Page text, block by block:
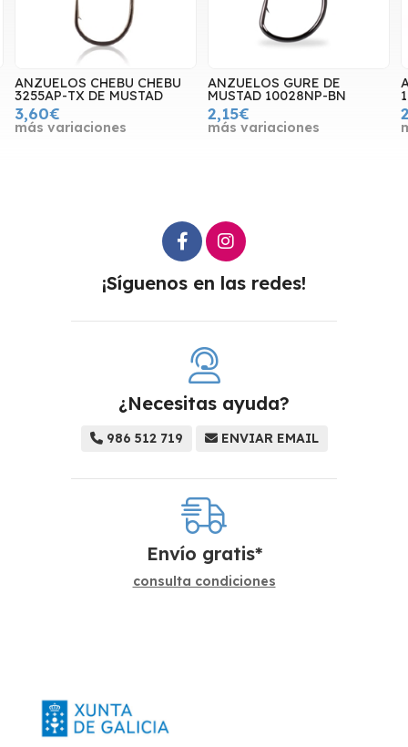
ANZUELOS CHEBU CHEBU
3255AP-TX DE MUSTAD
3,60€
más variaciones
ANZUELOS GURE DE
MUSTAD 10028NP-BN
2,15€
más variaciones
¡Síguenos en las redes!
¿Necesitas ayuda?
986 512 719 ENVIAR EMAIL
Envío gratis*
consulta condiciones